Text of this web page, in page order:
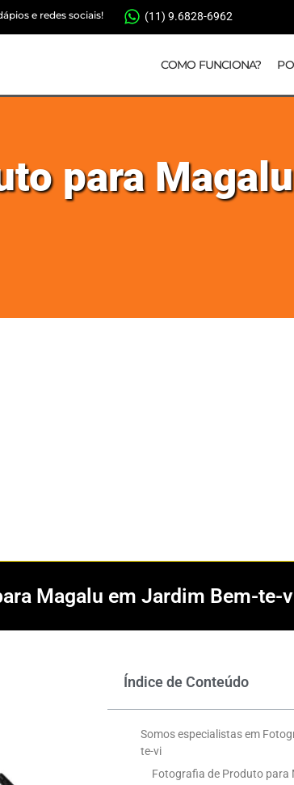
e redes sociais! (11) 9.6828-6962
COMO FUNCIONA?
para
Magalu em Jardim Bem-te-
Índice de Conteúdo
Somos especialistas em
te-vi
Fotografia de Produto para